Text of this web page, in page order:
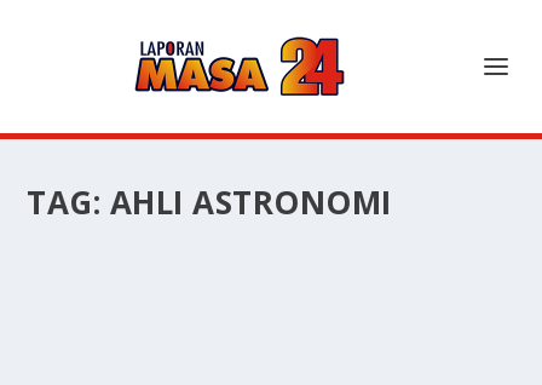
TAG: AHLI ASTRONOMI